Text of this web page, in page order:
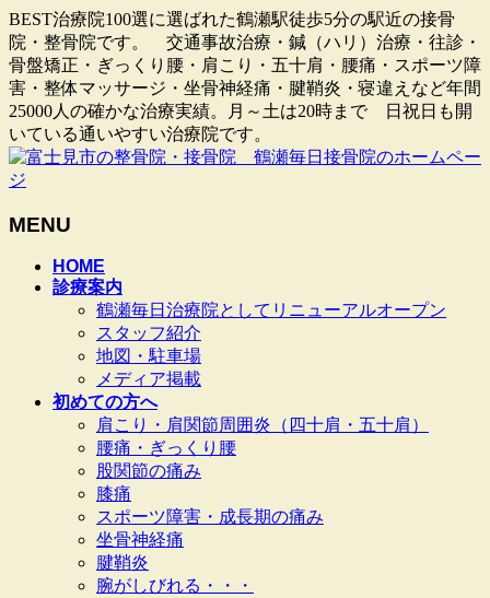
BEST治療院100選に選ばれた鶴瀬駅徒歩5分の駅近の接骨
院・整骨院です。 交通事故治療・鍼（ハリ）治療・往診・
骨盤矯正・ぎっくり腰・肩こり・五十肩・腰痛・スポーツ障
害・整体マッサージ・坐骨神経痛・腱鞘炎・寝違えなど年間
25000人の確かな治療実績。月～土は20時まで 日祝日も開
いている通いやすい治療院です。
MENU
HOME
診療案内
鶴瀬毎日治療院としてリニューアルオープン
スタッフ紹介
地図・駐車場
メディア掲載
初めての方へ
肩こり・肩関節周囲炎（四十肩・五十肩）
腰痛・ぎっくり腰
股関節の痛み
膝痛
スポーツ障害・成長期の痛み
坐骨神経痛
腱鞘炎
腕がしびれる・・・